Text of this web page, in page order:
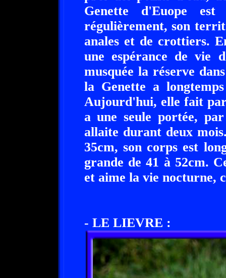
Genette d'Euope
régulièrement, son
anales et de crottiers.
une espérance de vie
musquée la réserve
la Genette a
Aujourd'hui, elle fait
a une seule portée,
allaite durant deux
35cm, son corps est
grande de 41 à 52cm.
et aime la vie nocturne,
- LE LIEVRE :